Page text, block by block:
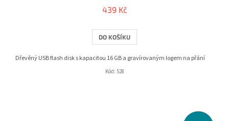
439 Kč
DO KOŠÍKU
Dřevěný USB flash disk s kapacitou 16 GB a gravírovaným logem na přání
Kód: 528